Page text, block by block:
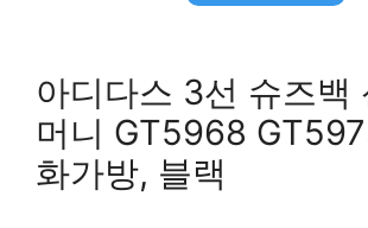
아디다스 3선 슈즈백
머니 GT5968
화가방, 블랙